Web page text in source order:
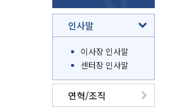
인사말
이사장 인사말
센터장 인사말
연혁/조직